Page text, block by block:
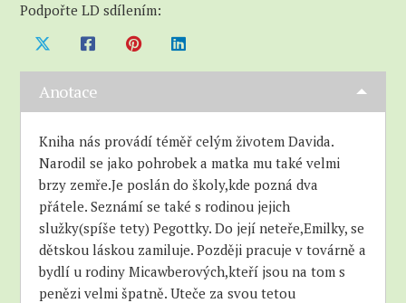
Podpořte LD sdílením:
Anotace
Kniha nás provádí téměř celým životem Davida.
Narodil se jako pohrobek a matka mu také velmi
brzy zemře.Je poslán do školy,kde pozná dva
přátele. Seznámí se také s rodinou jejich
služky(spíše tety) Pegottky. Do její neteře,Emilky, se
dětskou láskou zamiluje. Později pracuje v továrně a
bydlí u rodiny Micawberových,kteří jsou na tom s
penězi velmi špatně. Uteče za svou tetou